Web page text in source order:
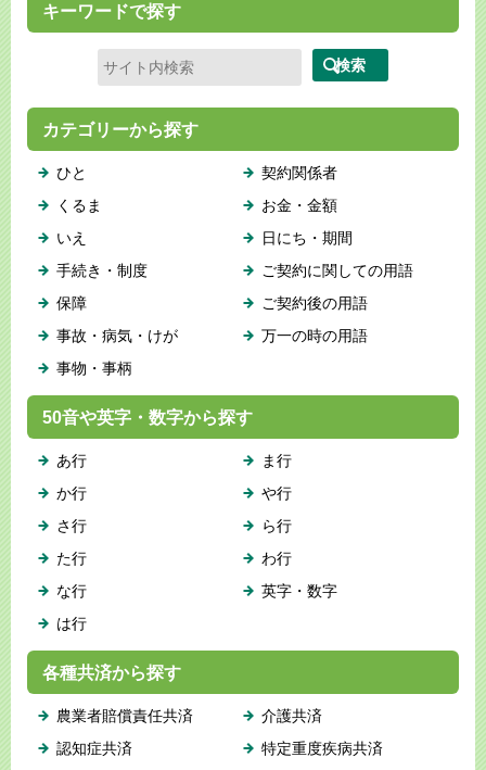
キーワードで探す
カテゴリーから探す
ひと
くるま
いえ
手続き・制度
保障
事故・病気・けが
事物・事柄
契約関係者
お金・金額
日にち・期間
ご契約に関しての用語
ご契約後の用語
万一の時の用語
50音や英字・数字から探す
あ行
か行
さ行
た行
な行
は行
ま行
や行
ら行
わ行
英字・数字
各種共済から探す
農業者賠償責任共済
認知症共済
介護共済
特定重度疾病共済